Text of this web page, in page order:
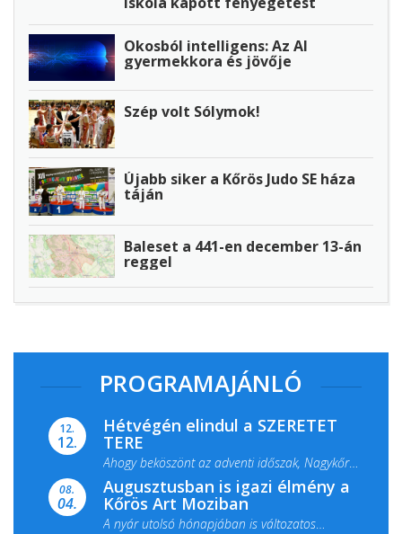
Okosból intelligens: Az AI
gyermekkora és jövője
Szép volt Sólymok!
Újabb siker a Kőrös Judo SE háza
táján
Baleset a 441-en december 13-án
reggel
PROGRAMAJÁNLÓ
12.
12.
Hétvégén elindul a SZERETET
TERE
Ahogy beköszönt az adventi időszak, Nagykőrös
ismét megtelik ünnepi fénnyel és közös...
08.
04.
Augusztusban is igazi élmény a
Kőrös Art Moziban
A nyár utolsó hónapjában is változatos